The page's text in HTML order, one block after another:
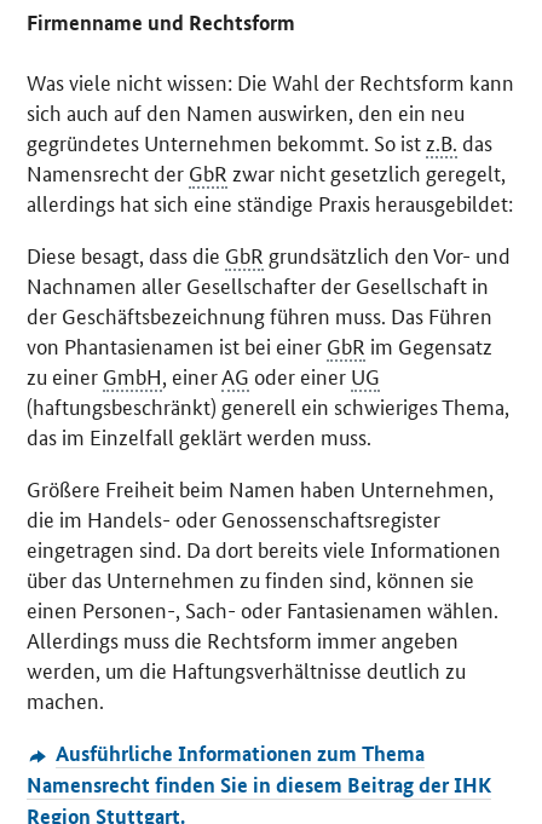
Firmenname und Rechtsform
Was viele nicht wissen: Die Wahl der Rechtsform kann
sich auch auf den Namen auswirken, den ein neu
gegründetes Unternehmen bekommt. So ist z.B. das
Namensrecht der GbR zwar nicht gesetzlich geregelt,
allerdings hat sich eine ständige Praxis herausgebildet:
Diese besagt, dass die GbR grundsätzlich den Vor- und
Nachnamen aller Gesellschafter der Gesellschaft in
der Geschäftsbezeichnung führen muss. Das Führen
von Phantasienamen ist bei einer GbR im Gegensatz
zu einer GmbH, einerAG oder einer UG
(haftungsbeschränkt) generell ein schwieriges Thema,
das im Einzelfall geklärt werden muss.
Größere Freiheit beim Namen haben Unternehmen,
die im Handels- oder Genossenschaftsregister
eingetragen sind. Da dort bereits viele Informationen
über das Unternehmen zu finden sind, können sie
einen Personen-, Sach- oder Fantasienamen wählen.
Allerdings muss die Rechtsform immer angeben
werden, um die Haftungsverhältnisse deutlich zu
machen.
Ausführliche Informationen zum Thema
Namensrecht finden Sie in diesem Beitrag der IHK
Region Stuttgart.